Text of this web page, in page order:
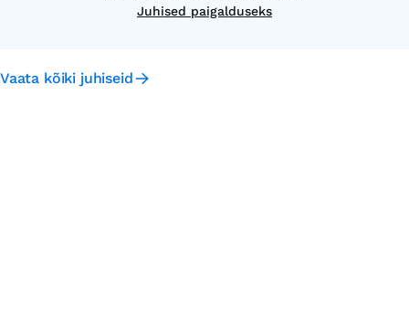
Juhised paigalduseks
Vaata kõiki juhiseid